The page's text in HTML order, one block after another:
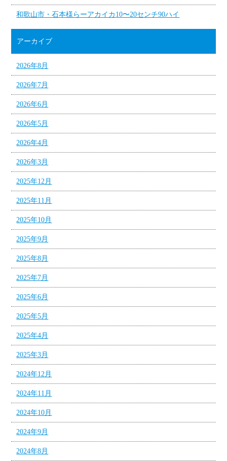
和歌山市・石本様らーアカイカ10〜20センチ90ハイ
アーカイブ
2026年8月
2026年7月
2026年6月
2026年5月
2026年4月
2026年3月
2025年12月
2025年11月
2025年10月
2025年9月
2025年8月
2025年7月
2025年6月
2025年5月
2025年4月
2025年3月
2024年12月
2024年11月
2024年10月
2024年9月
2024年8月